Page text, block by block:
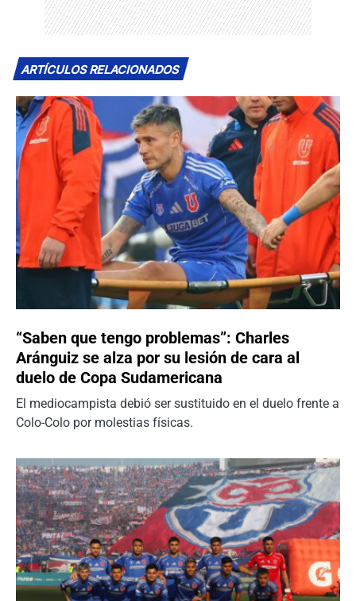
ARTÍCULOS RELACIONADOS
“Saben que tengo problemas”: Charles
Aránguiz se alza por su lesión de cara al
duelo de Copa Sudamericana
El mediocampista debió ser sustituido en el duelo frente a
Colo-Colo por molestias físicas.